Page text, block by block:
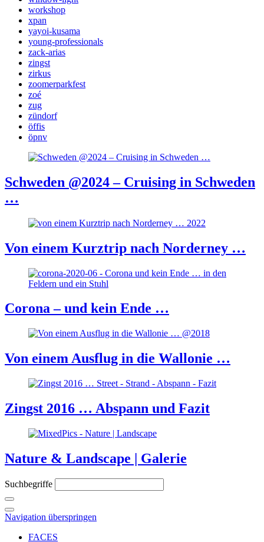
workshop
xpan
yayoi-kusama
young-professionals
zack-arias
zingst
zirkus
zoomerparkfest
zoé
zug
zündorf
öffis
öpnv
Schweden @2024 – Cruising in Schweden
…
Von einem Kurztrip nach Norderney …
Corona – und kein Ende …
Von einem Ausflug in die Wallonie …
Zingst 2016 … Abspann und Fazit
Nature & Landscape | Galerie
Suchbegriffe
Navigation überspringen
FACES